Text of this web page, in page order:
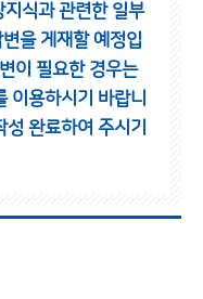
지식과 관련한 일부
을 게재할 예정입
이 필요한 경우는
이용하시기 바랍니
완료하여 주시기